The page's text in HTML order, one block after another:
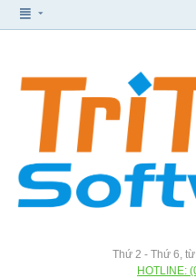
Thứ 2 - Thứ 6,
HOTLINE: